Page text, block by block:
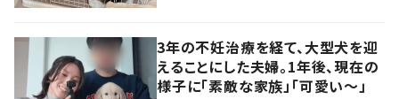
3年の不妊治療を経て、大型犬を迎
えることにした夫婦。1年後、現在の
様子に「素敵な家族」「可愛い～」